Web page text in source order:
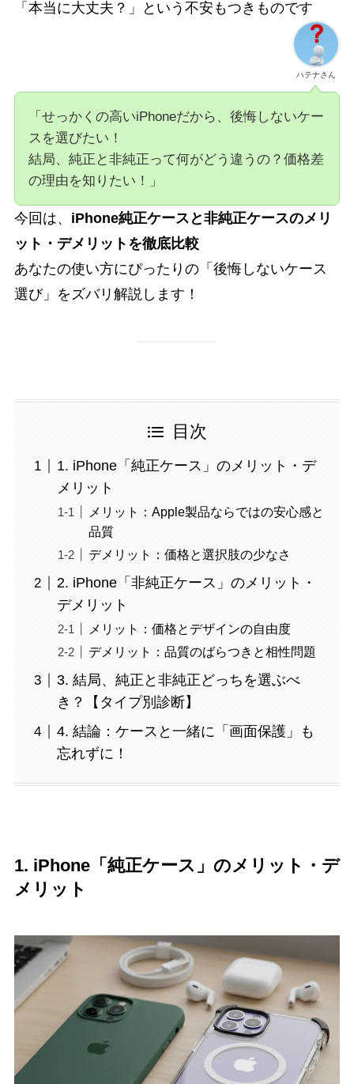
「本当に大丈夫？」という不安もつきものです
ハテナさん
「せっかくの高いiPhoneだから、後悔しないケー
スを選びたい！
結局、純正と非純正って何がどう違うの？価格差
の理由を知りたい！」
今回は、 iPhone純正ケースと非純正ケースのメリ
ット・デメリットを徹底比較
あなたの使い方にぴったりの「後悔しないケース
選び」をズバリ解説します！
目次
1. iPhone「純正ケース」のメリット・デ
メリット
メリット：Apple製品ならではの安心感と
品質
デメリット：価格と選択肢の少なさ
2. iPhone「非純正ケース」のメリット・
デメリット
メリット：価格とデザインの自由度
デメリット：品質のばらつきと相性問題
3. 結局、純正と非純正どっちを選ぶべ
き？【タイプ別診断】
4. 結論：ケースと一緒に「画面保護」も
忘れずに！
1. iPhone「純正ケース」のメリット・デ
メリット